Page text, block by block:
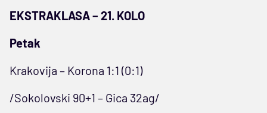
EKSTRAKLASA – 21. KOLO
Petak
Krakovija – Korona 1:1 (0:1)
/Sokolovski 90+1 – Gica 32ag/